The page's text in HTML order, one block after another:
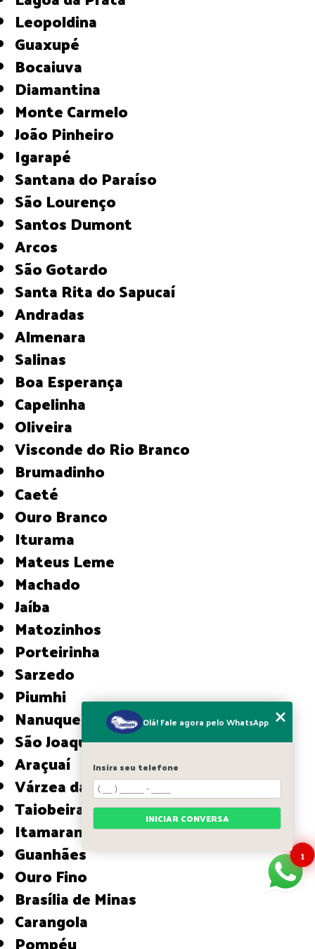
Leopoldina
Guaxupé
Bocaiuva
Diamantina
Monte Carmelo
João Pinheiro
Igarapé
Santana do Paraíso
São Lourenço
Santos Dumont
Arcos
São Gotardo
Santa Rita do Sapucaí
Andradas
Almenara
Salinas
Boa Esperança
Capelinha
Oliveira
Visconde do Rio Branco
Brumadinho
Caeté
Ouro Branco
Iturama
Mateus Leme
Machado
Jaíba
Matozinhos
Porteirinha
Sarzedo
Piumhi
Nanuque
São Joaquim de Bicas
Araçuaí
Várzea da Palma
Taiobeiras
Itamarandiba
Guanhães
Ouro Fino
Brasília de Minas
Carangola
1
Olá! Fale agora pelo WhatsApp
Insira seu telefone
INICIAR CONVERSA